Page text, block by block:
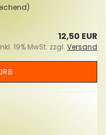
12,50 EUR
19% MwSt. zzgl. Versand